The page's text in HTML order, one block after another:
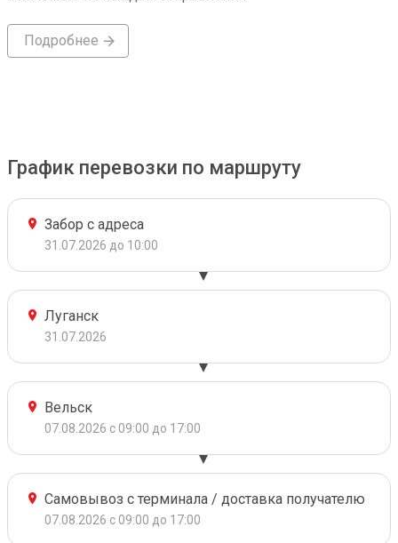
Подробнее
График перевозки по маршруту
Забор с адреса
31.07.2026 до 10:00
Луганск
31.07.2026
Вельск
07.08.2026 с 09:00 до 17:00
Самовывоз с терминала / доставка получателю
07.08.2026 с 09:00 до 17:00